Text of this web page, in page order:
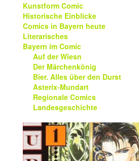
Kunstform Comic
Historische Einblicke
Comics in Bayern heute
Literarisches
Bayern im Comic
Auf der Wiesn
Der Märchenkönig
Bier. Alles über den Durst
Asterix-Mundart
Regionale Comics
Landesgeschichte